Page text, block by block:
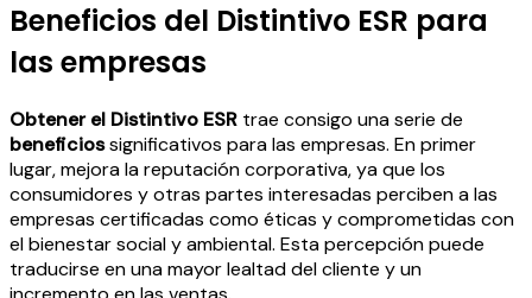
Beneficios del Distintivo ESR para
las empresas
Obtener el Distintivo ESR trae consigo una serie de
beneficiossignificativos para las empresas. En primer
lugar, mejora la reputación corporativa, ya que los
consumidores y otras partes interesadas perciben a las
empresas certificadas como éticas y comprometidas con
el bienestar social y ambiental. Esta percepción puede
traducirse en una mayor lealtad del cliente y un